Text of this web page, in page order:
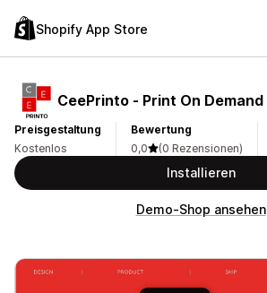
Shopify App Store
CeePrinto ‑ Print On Demand
Preisgestaltung
Kostenlos
Bewertung
0,0
(0 Rezensionen)
Installieren
Demo-Shop ansehen